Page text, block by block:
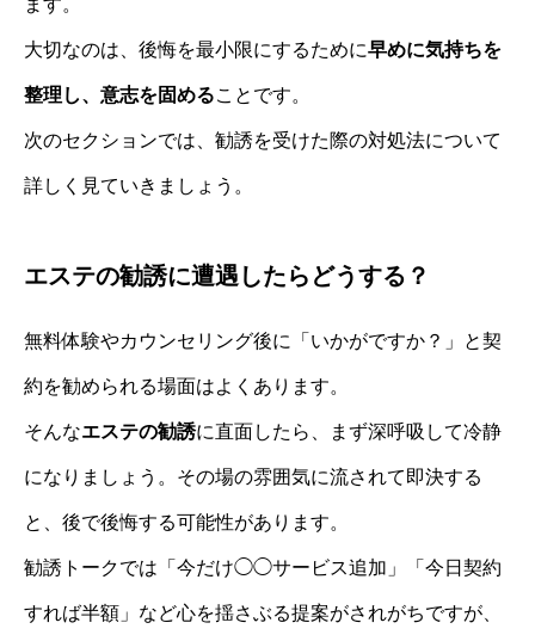
大切なのは、後悔を最小限にするために早めに気持ちを
整理し、意志を固めることです。
次のセクションでは、勧誘を受けた際の対処法について
詳しく見ていきましょう。
エステの勧誘に遭遇したらどうする？
無料体験やカウンセリング後に「いかがですか？」と契
約を勧められる場面はよくあります。
そんなエステの勧誘に直面したら、まず深呼吸して冷静
になりましょう。その場の雰囲気に流されて即決する
と、後で後悔する可能性があります。
勧誘トークでは「今だけ◯◯サービス追加」「今日契約
すれば半額」など心を揺さぶる提案がされがちですが、